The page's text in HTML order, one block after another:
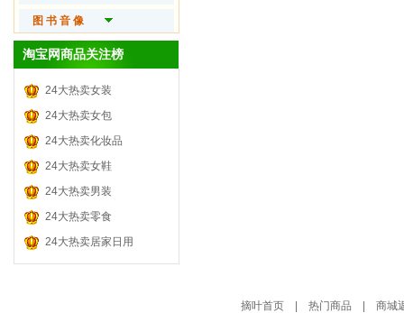
厨 房 用 品
家 居 日 用
鲜 花 园 艺
折 扣 券
厨 房 电 器
个 人 护 理
汽 车 用 品
婴 儿 用 品
尿 片 湿 巾
孕 产 护 肤
宝 宝 教 育
孕 妇 服 装
童 装 童 鞋
保 健 食 品
营 养 滋 补
茶 叶 茗 品
糖 果 零 食
肉 类 零 食
粮 油 干 货
进 口 零 食
图 书 音 像
图书杂志
门票旅游
淘宝网商品关注榜
24大热卖女装
24大热卖女包
24大热卖化妆品
24大热卖女鞋
24大热卖男装
24大热卖零食
24大热卖居家日用
摘叶首页| 热门商品 商城